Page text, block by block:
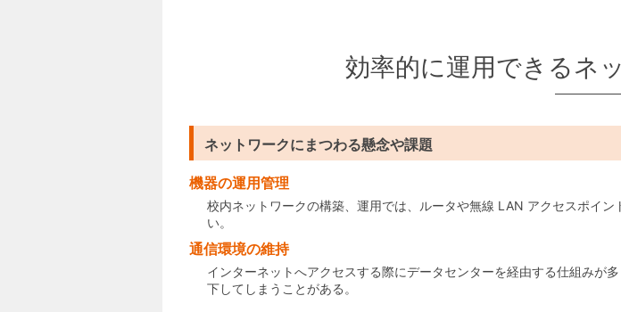
効率的に運用できるネ
ネットワークにまつわる懸念や課題
機器の運用管理
校内ネットワークの構築、運用では、ルータや無線 LAN アクセスポイ
い。
通信環境の維持
インターネットへアクセスする際にデータセンターを経由する仕組みが
下してしまうことがある。